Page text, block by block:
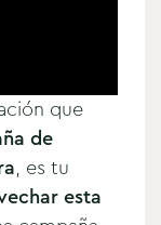
que
de
, es tu
esta